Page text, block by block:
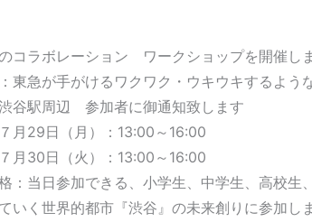
コラボレーション ワークショップを開催しま
東急が手がけるワクワク・ウキウキするよう
谷駅周辺 参加者に御通知致します
月29日（月）：13:00～16:00
日（火）：13:00～16:00
：当日参加できる、小学生、中学生、高校生
いく世界的都市『渋谷』の未来創りに参加し